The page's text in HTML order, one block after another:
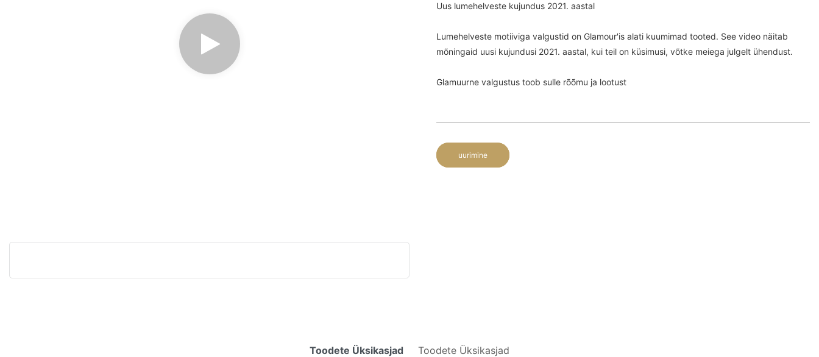
Uus lumehelveste kujundus 2021. aastal
Lumehelveste motiiviga valgustid on Glamour'is alati kuumimad tooted. See video näitab
mõningaid uusi kujundusi 2021. aastal, kui teil on küsimusi, võtke meiega julgelt ühendust.
Glamuurne valgustus toob sulle rõõmu ja lootust
uurimine
Toodete Üksikasjad Toodete Üksikasjad